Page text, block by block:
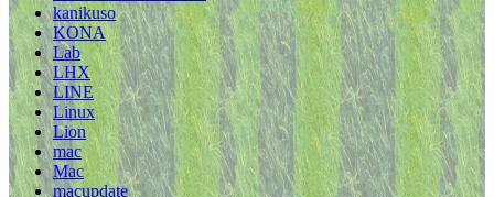
kanikuso
KONA
Lab
LHX
LINE
Linux
Lion
mac
Mac
macupdate